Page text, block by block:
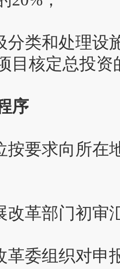
分类和处理设
目核定总投资
序
按要求向所在
改革部门初审
革委组织对申